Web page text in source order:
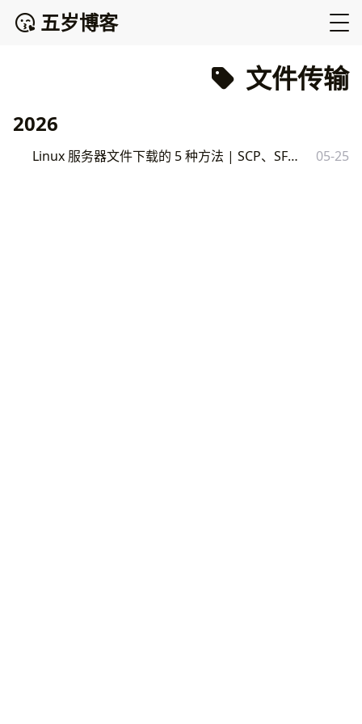
五岁博客
文件传输
2026
Linux 服务器文件下载的 5 种方法 | SCP、SFTP、rsync 实战教程 05-25